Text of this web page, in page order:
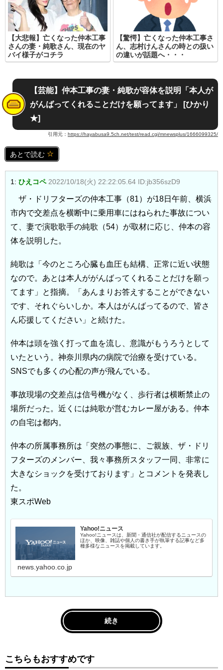
【大悲報】亡くなった仲本工事
さんの妻・純歌さん、現在のヤ
バイ様子がコチラ
【驚愕】亡くなった仲本工事さ
ん、志村けんさんの時との扱い
の違いが話題へ・・・
【芸能】仲本工事の妻・純歌が容体を説明「本人が
がんばってくれることだけを願ってます」 [ひかり
★]
引用元： https://hayabusa9.5ch.net/test/read.cgi/mnewsplus/1666099325/
あとで読む
1: ひえコペ 2022/10/18(火) 22:22:05.64 ID:jb356szD9
ザ・ドリフターズの仲本工事（81）が18日午前、横浜
市内で交差点を横断中に乗用車にはねられた事故につい
て、妻で演歌歌手の純歌（54）が取材に応じ、仲本の容
体を説明した。
純歌は「今のところ心臓も血圧も結構、正常に近い状態
なので。あとは本人ががんばってくれることだけを願っ
てます」と指摘。「あんまりお答えすることができない
です、それぐらいしか。本人はがんばってるので、皆さ
ん応援してください」と続けた。
仲本は頭を強く打って血を流し、意識がもうろうとして
いたという。神奈川県内の病院で治療を受けている。
SNSでも多くの心配の声が飛んでいる。
事故現場の交差点は信号機がなく、歩行者は横断禁止の
場所だった。近くには純歌が営むカレー屋がある。仲本
の自宅は都内。
仲本の所属事務所は「突然の事態に、ご親族、ザ・ドリ
フターズのメンバー、我々事務所スタッフ一同、非常に
大きなショックを受けております」とコメントを発表し
た。
東スポWeb
Yahoo!ニュース
Yahoo!ニュースは、新聞・通信社が配信するニュースの
ほか、映像、雑誌や個人の書き手が執筆する記事など多
種多様なニュースを掲載しています。
news.yahoo.co.jp
続き
こちらもおすすめです